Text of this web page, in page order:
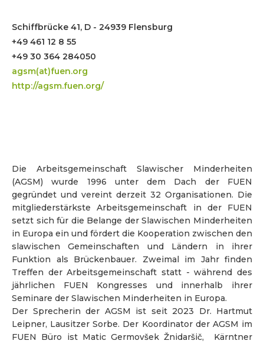
Schiffbrücke 41, D - 24939 Flensburg
+49 461 12 8 55
+49 30 364 284050
agsm(at)fuen.org
http://agsm.fuen.org/
Die Arbeitsgemeinschaft Slawischer Minderheiten
(AGSM) wurde 1996 unter dem Dach der FUEN
gegründet und vereint derzeit 32 Organisationen. Die
mitgliederstärkste Arbeitsgemeinschaft in der FUEN
setzt sich für die Belange der Slawischen Minderheiten
in Europa ein und fördert die Kooperation zwischen den
slawischen Gemeinschaften und Ländern in ihrer
Funktion als Brückenbauer. Zweimal im Jahr finden
Treffen der Arbeitsgemeinschaft statt - während des
jährlichen FUEN Kongresses und innerhalb ihrer
Seminare der Slawischen Minderheiten in Europa.
Der Sprecherin der AGSM ist seit 2023 Dr. Hartmut
Leipner, Lausitzer Sorbe. Der Koordinator der AGSM im
FUEN Büro ist Matic Germovšek Žnidaršič, Kärntner